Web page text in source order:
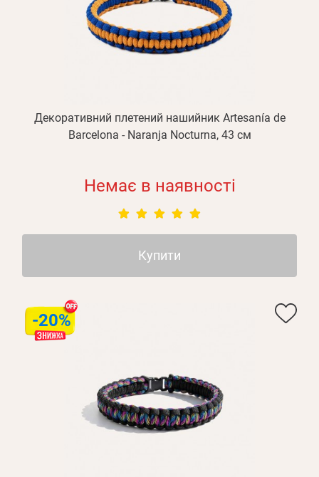
Декоративний плетений нашийник Artesanía de
Barcelona - Naranja Nocturna, 43 см
Немає в наявності
Купити
-20%